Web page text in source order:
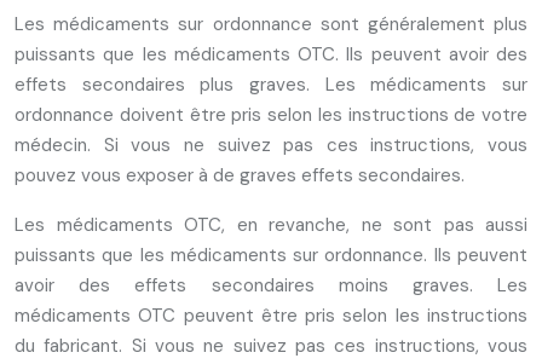
Les médicaments sur ordonnance sont généralement plus
puissants que les médicaments OTC. Ils peuvent avoir des
effets secondaires plus graves. Les médicaments sur
ordonnance doivent être pris selon les instructions de votre
médecin. Si vous ne suivez pas ces instructions, vous
pouvez vous exposer à de graves effets secondaires.
Les médicaments OTC, en revanche, ne sont pas aussi
puissants que les médicaments sur ordonnance. Ils peuvent
avoir des effets secondaires moins graves. Les
médicaments OTC peuvent être pris selon les instructions
du fabricant. Si vous ne suivez pas ces instructions, vous